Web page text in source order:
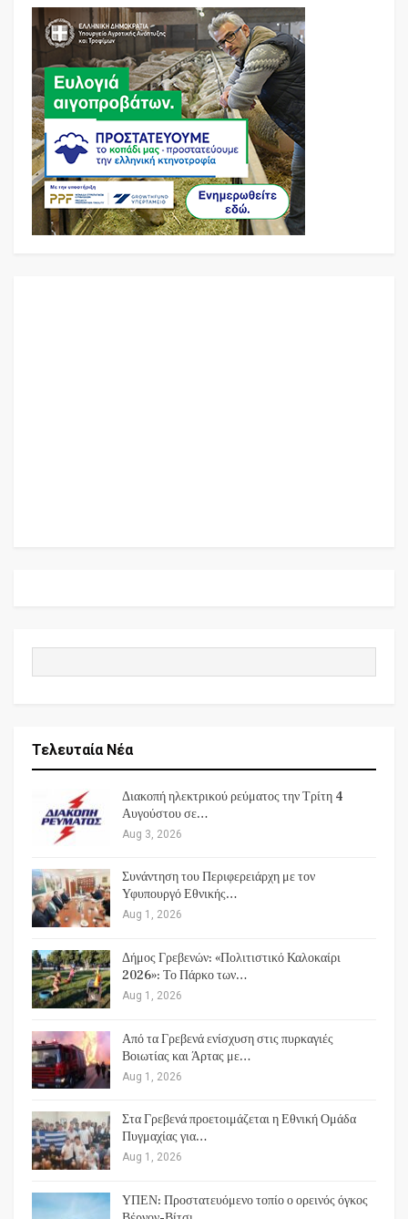
Τελευταία Νέα
Διακοπή ηλεκτρικού ρεύματος την Τρίτη 4
Αυγούστου σε…
Aug 3, 2026
Συνάντηση του Περιφερειάρχη με τον
Υφυπουργό Εθνικής…
Aug 1, 2026
Δήμος Γρεβενών: «Πολιτιστικό Καλοκαίρι
2026»: Το Πάρκο των…
Aug 1, 2026
Από τα Γρεβενά ενίσχυση στις πυρκαγιές
Βοιωτίας και Άρτας με…
Aug 1, 2026
Στα Γρεβενά προετοιμάζεται η Εθνική Ομάδα
Πυγμαχίας για…
Aug 1, 2026
ΥΠΕΝ: Προστατευόμενο τοπίο ο ορεινός όγκος